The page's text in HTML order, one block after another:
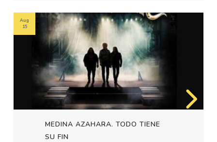
MEDINA AZAHARA. TODO TIENE
SU FIN
Aug
15